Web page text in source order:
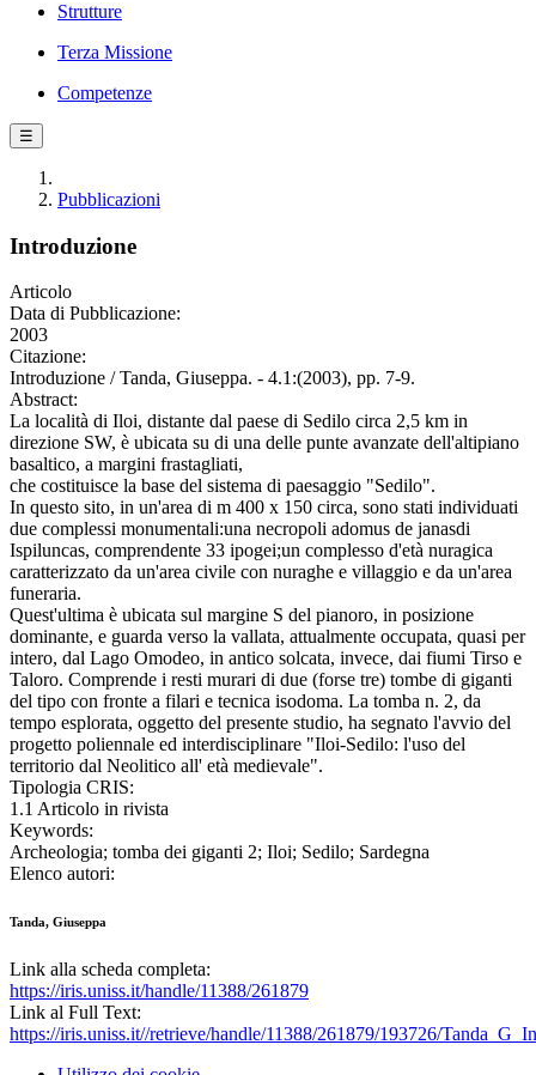
Strutture
Terza Missione
Competenze
☰
Pubblicazioni
Introduzione
Articolo
Data di Pubblicazione:
2003
Citazione:
Introduzione / Tanda, Giuseppa. - 4.1:(2003), pp. 7-9.
Abstract:
La località di Iloi, distante dal paese di Sedilo circa 2,5 km in
direzione SW, è ubicata su di una delle punte avanzate dell'altipiano
basaltico, a margini frastagliati,
che costituisce la base del sistema di paesaggio "Sedilo".
In questo sito, in un'area di m 400 x 150 circa, sono stati individuati
due complessi monumentali:una necropoli adomus de janasdi
Ispiluncas, comprendente 33 ipogei;un complesso d'età nuragica
caratterizzato da un'area civile con nuraghe e villaggio e da un'area
funeraria.
Quest'ultima è ubicata sul margine S del pianoro, in posizione
dominante, e guarda verso la vallata, attualmente occupata, quasi per
intero, dal Lago Omodeo, in antico solcata, invece, dai fiumi Tirso e
Taloro. Comprende i resti murari di due (forse tre) tombe di giganti
del tipo con fronte a filari e tecnica isodoma. La tomba n. 2, da
tempo esplorata, oggetto del presente studio, ha segnato l'avvio del
progetto poliennale ed interdisciplinare "Iloi-Sedilo: l'uso del
territorio dal Neolitico all' età medievale".
Tipologia CRIS:
1.1 Articolo in rivista
Keywords:
Archeologia; tomba dei giganti 2; Iloi; Sedilo; Sardegna
Elenco autori:
Tanda, Giuseppa
Link alla scheda completa:
https://iris.uniss.it/handle/11388/261879
Link al Full Text:
https://iris.uniss.it//retrieve/handle/11388/261879/193726/